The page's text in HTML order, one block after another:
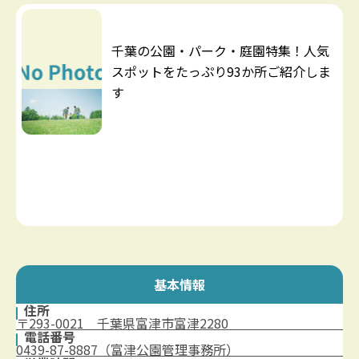
千葉の公園・パーク・庭園特集！人気
スポットをたっぷり93か所ご紹介しま
す
基本情報
住所
〒293-0021 千葉県富津市富津2280
電話番号
0439-87-8887（富津公園管理事務所）